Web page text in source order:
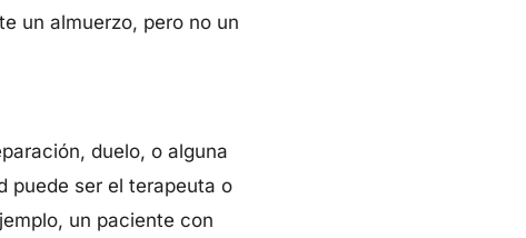
un almuerzo, pero no un
duelo, o alguna
puede ser el terapeuta o
un paciente con